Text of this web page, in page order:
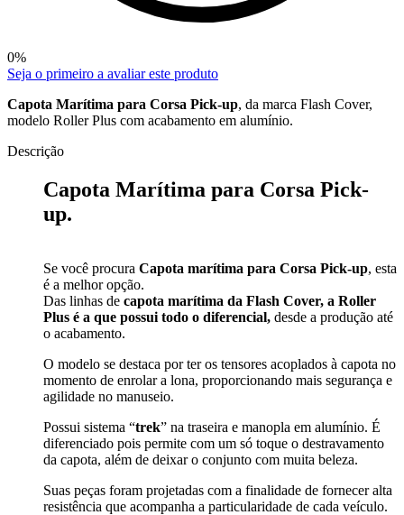
0%
Seja o primeiro a avaliar este produto
Capota Marítima para Corsa Pick-up, da marca Flash Cover,
modelo Roller Plus com acabamento em alumínio.
Descrição
Capota Marítima para Corsa Pick-
up.
Se você procura Capota marítima para Corsa Pick-up, esta
é a melhor opção.
Das linhas de capota marítima da Flash Cover, a Roller
Plus é a que possui todo o diferencial, desde a produção até
o acabamento.
O modelo se destaca por ter os tensores acoplados à capota no
momento de enrolar a lona, proporcionando mais segurança e
agilidade no manuseio.
Possui sistema “trek” na traseira e manopla em alumínio. É
diferenciado pois permite com um só toque o destravamento
da capota, além de deixar o conjunto com muita beleza.
Suas peças foram projetadas com a finalidade de fornecer alta
resistência que acompanha a particularidade de cada veículo.